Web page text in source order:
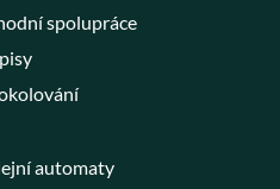
spolupráce
automaty